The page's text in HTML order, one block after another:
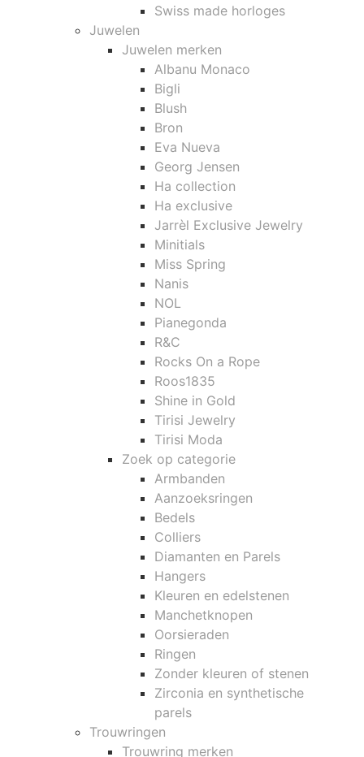
Swiss made horloges
Juwelen
Juwelen merken
Albanu Monaco
Bigli
Blush
Bron
Eva Nueva
Georg Jensen
Ha collection
Ha exclusive
Jarrèl Exclusive Jewelry
Minitials
Miss Spring
Nanis
NOL
Pianegonda
R&C
Rocks On a Rope
Roos1835
Shine in Gold
Tirisi Jewelry
Tirisi Moda
Zoek op categorie
Armbanden
Aanzoeksringen
Bedels
Colliers
Diamanten en Parels
Hangers
Kleuren en edelstenen
Manchetknopen
Oorsieraden
Ringen
Zonder kleuren of stenen
Zirconia en synthetische
parels
Trouwringen
Trouwring merken